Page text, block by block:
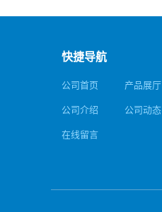
快捷导航
公司首页 产品展厅
公司介绍 公司动态
在线留言